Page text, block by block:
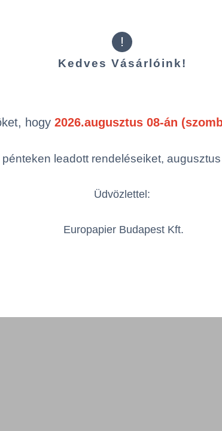
választás
!
Kedves Vásárlóink!
hogy 2026.augusztus 08-án
leadott rendeléseiket,
Üdvözlettel:
Europapier Budapest Kft.